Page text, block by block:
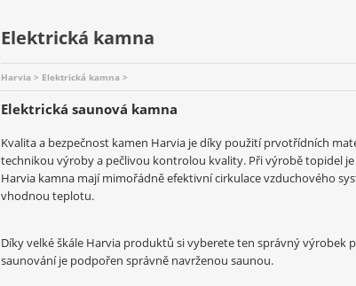
Elektrická kamna
Harvia > Elektrická kamna >
Elektrická saunová kamna
Kvalita a bezpečnost kamen Harvia je díky použití prvotřídních
technikou výroby a pečlivou kontrolou kvality. Při výrobě topidel je
Harvia kamna mají mimořádně efektivní cirkulace vzduchového
vhodnou teplotu.
Díky velké škále Harvia produktů si vyberete ten správný výrobek
saunování je podpořen správně navrženou saunou.